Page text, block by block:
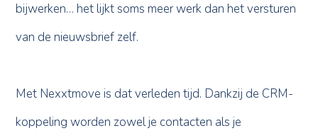
bijwerken… het lijkt soms meer werk dan het versturen
van de nieuwsbrief zelf.
Met Nexxtmove is dat verleden tijd. Dankzij de CRM-
koppeling worden zowel je contacten als je